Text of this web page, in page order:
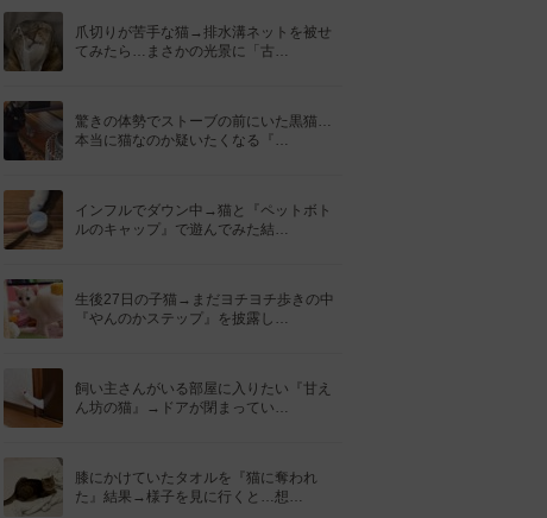
爪切りが苦手な猫→排水溝ネットを被せ
てみたら…まさかの光景に「古…
驚きの体勢でストーブの前にいた黒猫…
本当に猫なのか疑いたくなる『…
インフルでダウン中→猫と『ペットボト
ルのキャップ』で遊んでみた結…
生後27日の子猫→まだヨチヨチ歩きの中
『やんのかステップ』を披露し…
飼い主さんがいる部屋に入りたい『甘え
ん坊の猫』→ドアが閉まってい…
膝にかけていたタオルを『猫に奪われ
た』結果→様子を見に行くと…想…